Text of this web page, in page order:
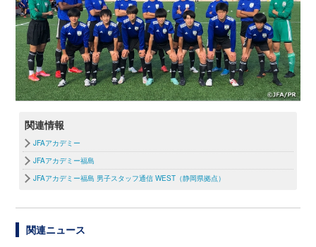
関連情報
JFAアカデミー
JFAアカデミー福島
JFAアカデミー福島 男子スタッフ通信 WEST（静岡県拠点）
関連ニュース